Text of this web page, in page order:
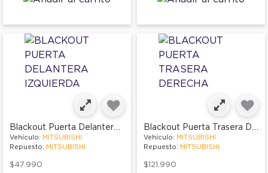
Blackout Puerta Delantera Izquierda
Vehículo: MITSUBISHI
Repuesto: MITSUBISHI
$47.990
Blackout Puerta Trasera Derecha
Vehículo: MITSUBISHI
Repuesto: MITSUBISHI
$121.990